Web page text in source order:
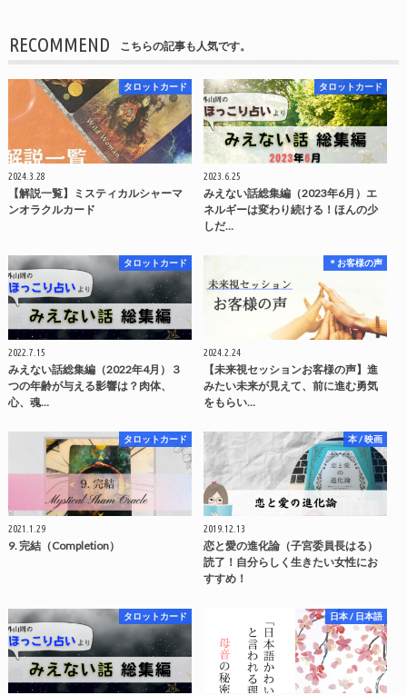
RECOMMEND こちらの記事も人気です。
タロットカード
2024.3.28
【解説一覧】ミスティカルシャーマ
ンオラクルカード
タロットカード
2023.6.25
みえない話総集編（2023年6月）エ
ネルギーは変わり続ける！ほんの少
しだ…
タロットカード
2022.7.15
みえない話総集編（2022年4月）３
つの年齢が与える影響は？肉体、
心、魂…
＊お客様の声
2024.2.24
【未来視セッションお客様の声】進
みたい未来が見えて、前に進む勇気
をもらい…
タロットカード
2021.1.29
9. 完結（Completion）
本 / 映画
2019.12.13
恋と愛の進化論（子宮委員長はる）
読了！自分らしく生きたい女性にお
すすめ！
タロットカード 日本 / 日本語